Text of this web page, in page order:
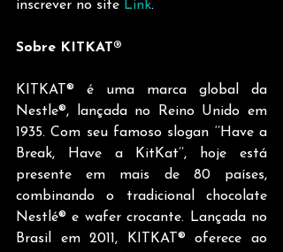
inscrever no site Link.
Sobre KITKAT®
KITKAT® é uma marca global da
Nestle®, lançada no Reino Unido em
1935. Com seu famoso slogan ‘’Have a
Break, Have a KitKat’’, hoje está
presente em mais de 80 países,
combinando o tradicional chocolate
Nestlé® e wafer crocante. Lançada no
Brasil em 2011, KITKAT® oferece ao